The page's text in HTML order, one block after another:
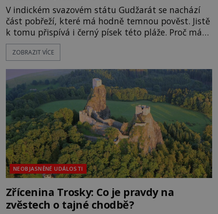
V indickém svazovém státu Gudžarát se nachází
část pobřeží, které má hodně temnou pověst. Jistě
k tomu přispívá i černý písek této pláže. Proč má
pláž takové netypické zbarvení? Nakolik jsou
pravdivé historky, že zde došlo k nevysvětlitelným
následovat. Vstupujeme na pláž Dumas ve městě
Surat. Gu
ZOBRAZIT VÍCE
NEOBJASNĚNÉ UDÁLOSTI
Zřícenina Trosky: Co je pravdy na
zvěstech o tajné chodbě?